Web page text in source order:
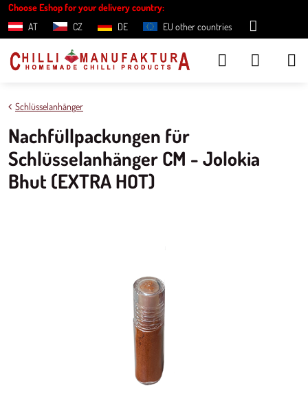
Choose Eshop for your delivery country:
AT
CZ DE EU other countries
Schlüsselanhänger
Nachfüllpackungen für
Schlüsselanhänger CM - Jolokia
Bhut (EXTRA HOT)